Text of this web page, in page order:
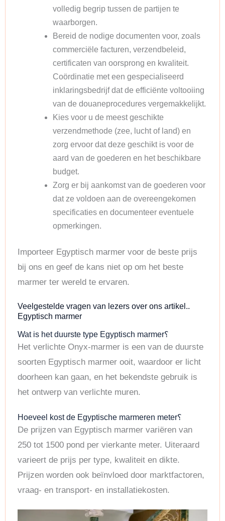
volledig begrip tussen de partijen te
waarborgen.
Bereid de nodige documenten voor, zoals
commerciële facturen, verzendbeleid,
certificaten van oorsprong en kwaliteit.
Coördinatie met een gespecialiseerd
inklaringsbedrijf dat de efficiënte voltooiing
van de douaneprocedures vergemakkelijkt.
Kies voor u de meest geschikte
verzendmethode (zee, lucht of land) en
zorg ervoor dat deze geschikt is voor de
aard van de goederen en het beschikbare
budget.
Zorg er bij aankomst van de goederen voor
dat ze voldoen aan de overeengekomen
specificaties en documenteer eventuele
opmerkingen.
Importeer Egyptisch marmer voor de beste prijs
bij ons en geef de kans niet op om het beste
marmer ter wereld te ervaren.
Veelgestelde vragen van lezers over ons artikel..
Egyptisch marmer
Wat is het duurste type Egyptisch marmer؟
Het verlichte Onyx-marmer is een van de duurste
soorten Egyptisch marmer ooit, waardoor er licht
doorheen kan gaan, en het bekendste gebruik is
het ontwerp van verlichte muren.
Hoeveel kost de Egyptische marmeren meter؟
De prijzen van Egyptisch marmer variëren van
250 tot 1500 pond per vierkante meter. Uiteraard
varieert de prijs per type, kwaliteit en dikte.
Prijzen worden ook beïnvloed door marktfactoren,
vraag- en transport- en installatiekosten.